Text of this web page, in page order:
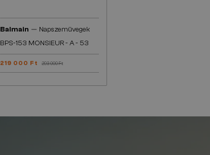
Balmain — Napszemüvegek
BPS-153 MONSIEUR - A - 53
219 000 Ft 293 000 Ft